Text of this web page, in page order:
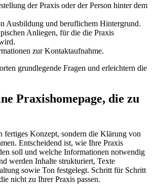
der Praxis oder der Person hinter dem
Ausbildung und beruflichem Hintergrund.
Anliegen, für die die Praxis
zur Kontaktaufnahme.
grundlegende Fragen und erleichtern die
Praxishomepage, die zu
fertiges Konzept, sondern die Klärung von
Entscheidend ist, wie Ihre Praxis
soll und welche Informationen notwendig
werden Inhalte strukturiert, Texte
sowie Ton festgelegt. Schritt für Schritt
nicht zu Ihrer Praxis passen.